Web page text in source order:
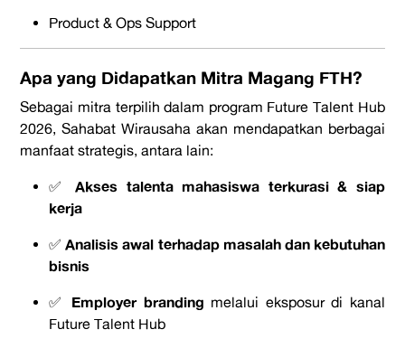
Product & Ops Support
Apa yang Didapatkan Mitra Magang FTH?
Sebagai mitra terpilih dalam program Future Talent Hub
2026, Sahabat Wirausaha akan mendapatkan berbagai
manfaat strategis, antara lain:
✅Akses talenta mahasiswa terkurasi & siap
kerja
✅Analisis awal terhadap masalah dan kebutuhan
bisnis
✅ Employer branding melalui eksposur di kanal
Future Talent Hub